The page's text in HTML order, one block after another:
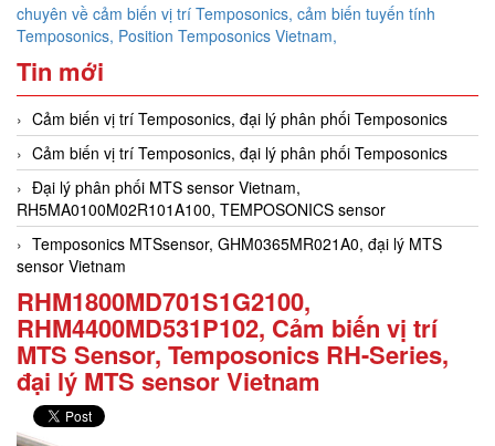
chuyên về cảm biến vị trí Temposonics, cảm biến tuyến tính
Temposonics, Position Temposonics Vietnam,
Tin mới
Cảm biến vị trí Temposonics, đại lý phân phối Temposonics
Cảm biến vị trí Temposonics, đại lý phân phối Temposonics
Đại lý phân phối MTS sensor Vietnam,
RH5MA0100M02R101A100, TEMPOSONICS sensor
Temposonics MTSsensor, GHM0365MR021A0, đại lý MTS
sensor Vietnam
RHM1800MD701S1G2100,
RHM4400MD531P102, Cảm biến vị trí
MTS Sensor, Temposonics RH-Series,
đại lý MTS sensor Vietnam